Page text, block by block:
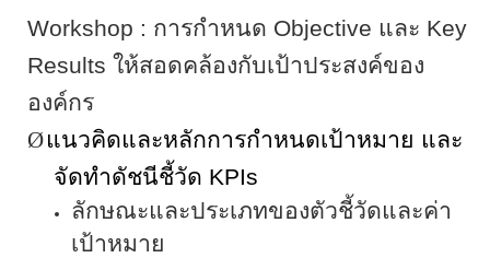
Workshop : การกำหนด Objective และ Key
Results ให้สอดคล้องกับเป้าประสงค์ของ
องค์กร
Øแนวคิดและหลักการกำหนดเป้าหมาย และ
จัดทำดัชนีชี้วัด KPIs
ลักษณะและประเภทของตัวชี้วัดและค่า
เป้าหมาย